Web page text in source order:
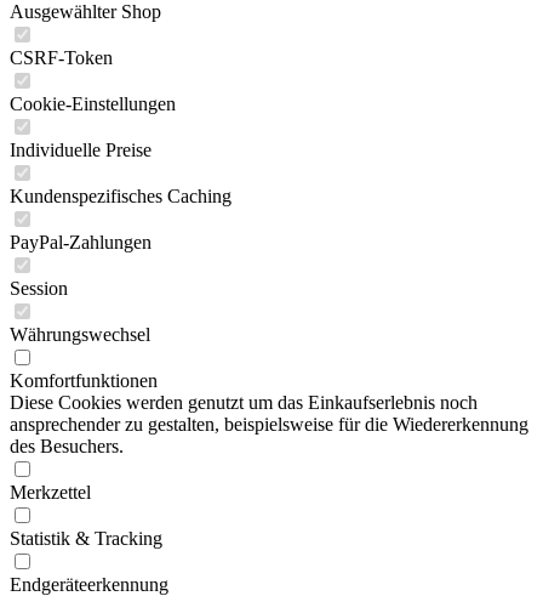
Ausgewählter Shop
CSRF-Token
Cookie-Einstellungen
Individuelle Preise
Kundenspezifisches Caching
PayPal-Zahlungen
Session
Währungswechsel
Komfortfunktionen
Diese Cookies werden genutzt um das Einkaufserlebnis noch
ansprechender zu gestalten, beispielsweise für die Wiedererkennung
des Besuchers.
Merkzettel
Statistik & Tracking
Endgeräteerkennung